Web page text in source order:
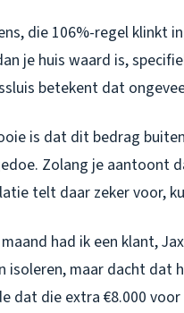
die 106%-regel klinkt
je huis waard is,
betekent dat
is dat dit bedrag buiten
Zolang je aantoont
telt daar zeker voor,
had ik een klant,
isoleren, maar dacht dat
dat die extra €8.000